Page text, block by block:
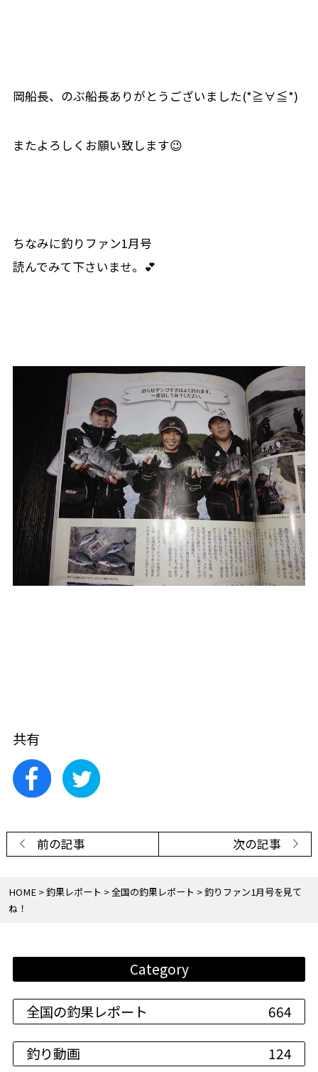
Category
全国の釣果レポート 664
釣り動画 124
HOME 釣果レポート 全国の釣果レポート
釣りファン1月号を見て
ね！
岡船長、のぶ船長ありがとうございました(*≧∀≦*)
またよろしくお願い致します😉
ちなみに釣りファン1月号
読んでみて下さいませ。💕
共有
前の記事 次の記事